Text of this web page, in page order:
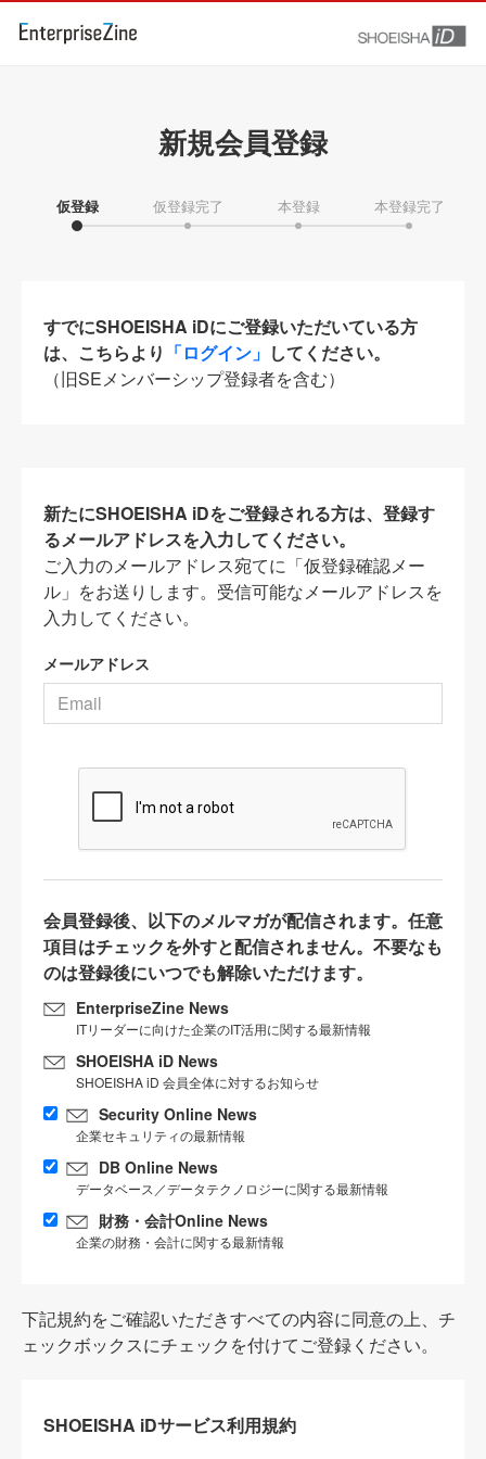
新規会員登録
仮登録 仮登録完了 本登録 本登録完了
すでにSHOEISHA iDにご登録いただいている方
は、こちらより 「ログイン」 してください。
（旧SEメンバーシップ登録者を含む）
新たにSHOEISHA iDをご登録される方は、登録す
るメールアドレスを入力してください。
ご入力のメールアドレス宛てに「仮登録確認メー
ル」をお送りします。受信可能なメールアドレスを
入力してください。
メールアドレス
会員登録後、以下のメルマガが配信されます。任意
項目はチェックを外すと配信されません。不要なも
のは登録後にいつでも解除いただけます。
EnterpriseZine News
ITリーダーに向けた企業のIT活用に関する最新情報
SHOEISHA iD News
SHOEISHA iD 会員全体に対するお知らせ
Security Online News
企業セキュリティの最新情報
DB Online News
データベース／データテクノロジーに関する最新情報
財務・会計Online News
企業の財務・会計に関する最新情報
下記規約をご確認いただきすべての内容に同意の上、チ
ェックボックスにチェックを付けてご登録ください。
SHOEISHA iDサービス利用規約